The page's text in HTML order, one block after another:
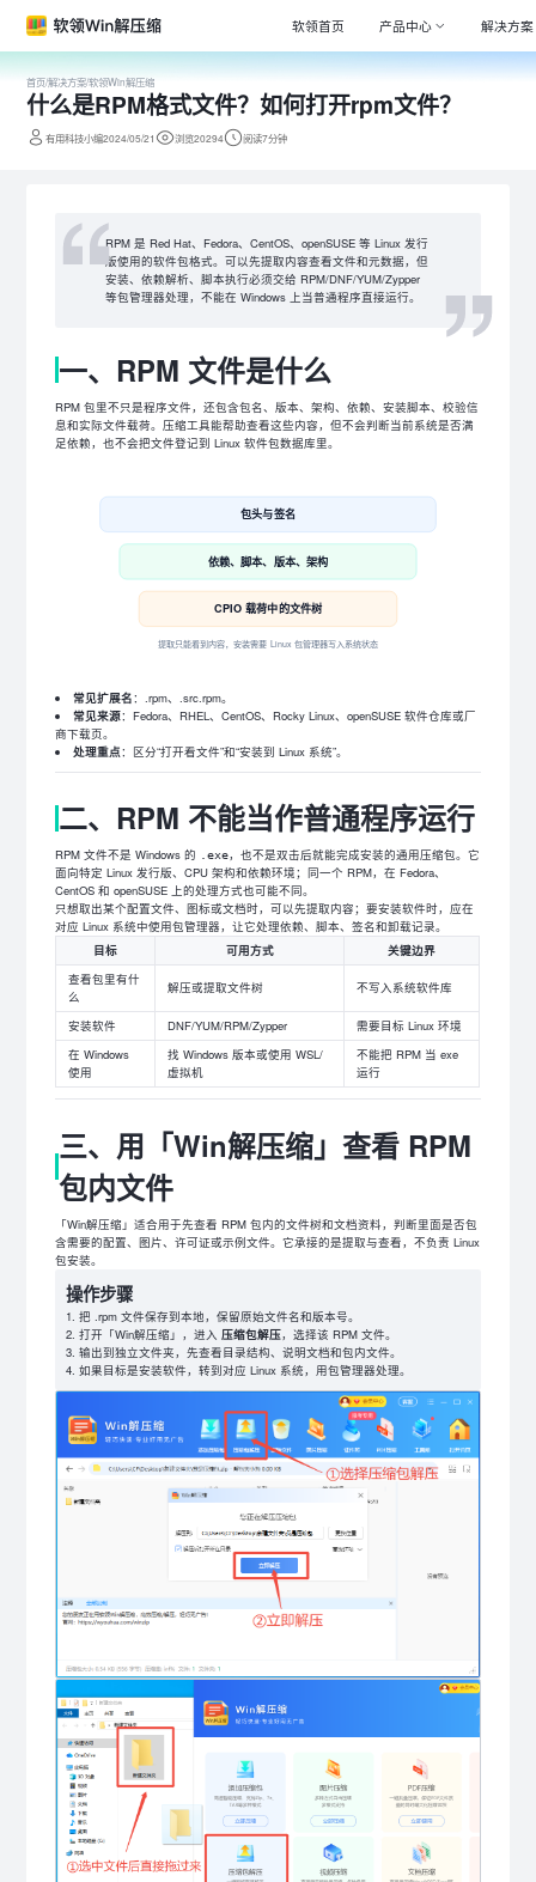
软领首页 产品中心
打印机驱
全面诊断
解决方案
首页/解决方案/软领Win解压缩
什么是RPM格式文件？如何打开rpm文件？
有用科技小编2024/05/21 浏览20294 阅读7分钟
RPM 是 Red Hat、Fedora、CentOS、openSUSE 等 Linux 发行
版使用的软件包格式。可以先提取内容查看文件和元数据，但
安装、依赖解析、脚本执行必须交给 RPM/DNF/YUM/Zypper
等包管理器处理，不能在 Windows 上当普通程序直接运行。
一、RPM 文件是什么
RPM 包里不只是程序文件，还包含包名、版本、架构、依赖、安装脚本、校验信
息和实际文件载荷。压缩工具能帮助查看这些内容，但不会判断当前系统是否满
足依赖，也不会把文件登记到 Linux 软件包数据库里。
包头与签名
依赖、脚本、版本、架构
CPIO 载荷中的文件树
提取只能看到内容，安装需要 Linux 包管理器写入系统状态
常见扩展名：.rpm、.src.rpm。
常见来源：Fedora、RHEL、CentOS、Rocky Linux、openSUSE 软件仓库或厂
商下载页。
处理重点：区分“打开看文件”和“安装到 Linux 系统”。
二、RPM 不能当作普通程序运行
RPM 文件不是 Windows 的 .exe，也不是双击后就能完成安装的通用压缩包。它
面向特定 Linux 发行版、CPU 架构和依赖环境；同一个 RPM，在 Fedora、
CentOS 和 openSUSE 上的处理方式也可能不同。
只想取出某个配置文件、图标或文档时，可以先提取内容；要安装软件时，应在
对应 Linux 系统中使用包管理器，让它处理依赖、脚本、签名和卸载记录。
目标
可用方式
关键边界
查看包里有什
么
解压或提取文件树 不写入系统软件库
安装软件 DNF/YUM/RPM/Zypper
需要目标 Linux 环境
在 Windows
使用
找 Windows 版本或使用 WSL/
虚拟机
不能把 RPM 当 exe
运行
三、用「Win解压缩」查看 RPM
包内文件
「Win解压缩」适合用于先查看 RPM 包内的文件树和文档资料，判断里面是否包
含需要的配置、图片、许可证或示例文件。它承接的是提取与查看，不负责 Linux
包安装。
操作步骤
把 .rpm 文件保存到本地，保留原始文件名和版本号。
打开「Win解压缩」，进入压缩包解压，选择该 RPM 文件。
输出到独立文件夹，先查看目录结构、说明文档和包内文件。
如果目标是安装软件，转到对应 Linux 系统，用包管理器处理。